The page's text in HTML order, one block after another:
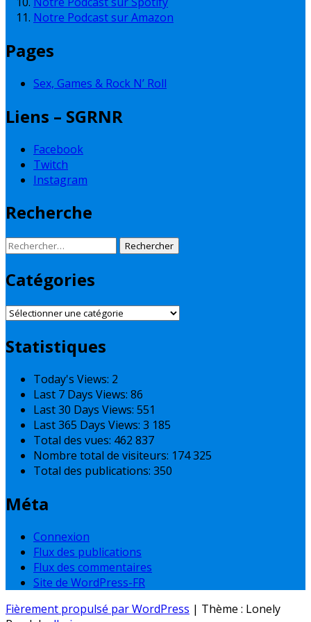
Notre Podcast sur Amazon
Pages
Sex, Games & Rock N’ Roll
Liens – SGRNR
Facebook
Twitch
Instagram
Recherche
Rechercher :
Catégories
Catégories
Statistiques
Today's Views: 2
Last 7 Days Views: 86
Last 30 Days Views: 551
Last 365 Days Views: 3 185
Total des vues: 462 837
Nombre total de visiteurs: 174 325
Total des publications: 350
Méta
Connexion
Flux des publications
Flux des commentaires
Site de WordPress-FR
Fièrement propulsé par WordPress | Thème : Lonely